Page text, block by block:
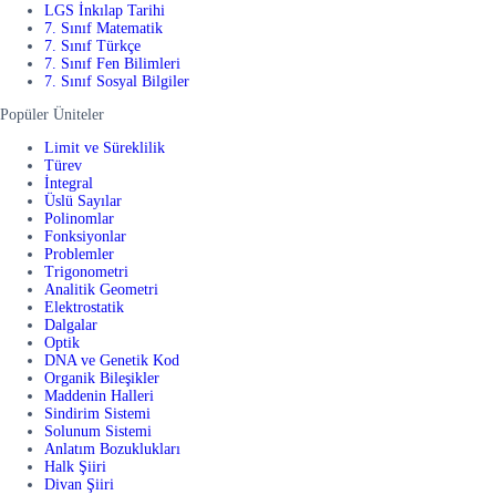
LGS İnkılap Tarihi
7. Sınıf Matematik
7. Sınıf Türkçe
7. Sınıf Fen Bilimleri
7. Sınıf Sosyal Bilgiler
Popüler Üniteler
Limit ve Süreklilik
Türev
İntegral
Üslü Sayılar
Polinomlar
Fonksiyonlar
Problemler
Trigonometri
Analitik Geometri
Elektrostatik
Dalgalar
Optik
DNA ve Genetik Kod
Organik Bileşikler
Maddenin Halleri
Sindirim Sistemi
Solunum Sistemi
Anlatım Bozuklukları
Halk Şiiri
Divan Şiiri